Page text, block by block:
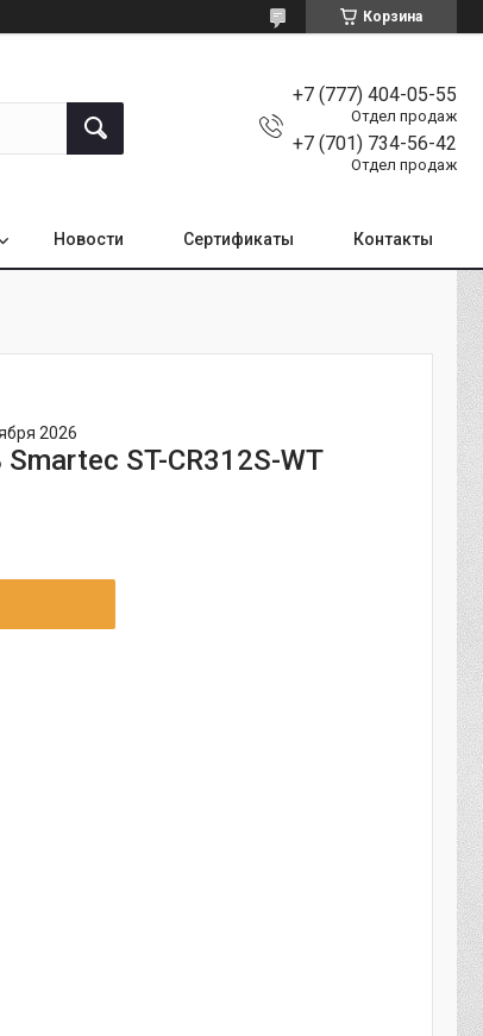
Корзина
+7 (777) 404-05-55
Отдел продаж
+7 (701) 734-56-42
Отдел продаж
Новости Сертификаты Контакты
2026
ST-CR312S-WT